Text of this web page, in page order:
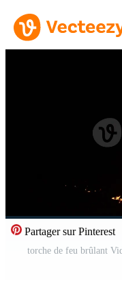
Partager sur Pinterest
torche de feu brûlant